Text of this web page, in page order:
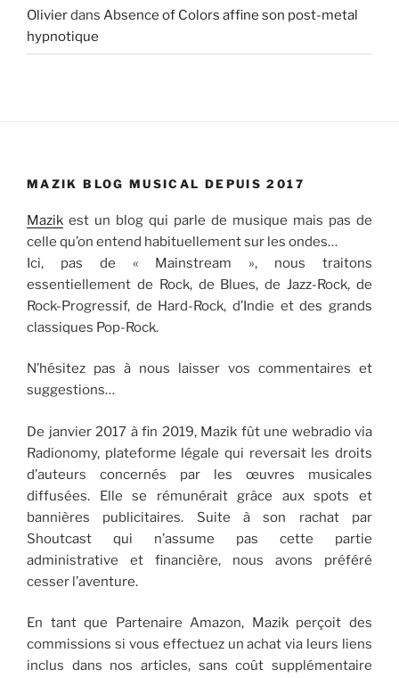
Olivierdans Absence of Colors affine son post-metal
hypnotique
MAZIK BLOG MUSICAL DEPUIS 2017
Mazik est un blog qui parle de musique mais pas de
celle qu’on entend habituellement sur les ondes…
Ici, pas de « Mainstream », nous traitons
essentiellement de Rock, de Blues, de Jazz-Rock, de
Rock-Progressif, de Hard-Rock, d’Indie et des grands
classiques Pop-Rock.
N’hésitez pas à nous laisser vos commentaires et
suggestions…
De janvier 2017 à fin 2019, Mazik fût une webradio via
Radionomy, plateforme légale qui reversait les droits
d’auteurs concernés par les œuvres musicales
diffusées. Elle se rémunérait grâce aux spots et
bannières publicitaires. Suite à son rachat par
Shoutcast qui n’assume pas cette partie
administrative et financière, nous avons préféré
cesser l’aventure.
En tant que Partenaire Amazon, Mazik perçoit des
commissions si vous effectuez un achat via leurs liens
inclus dans nos articles, sans coût supplémentaire